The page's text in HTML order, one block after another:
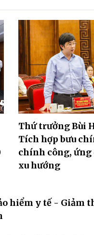
Thứ trưởng Bùi
Tích hợp bưu
chính công, ứng
xu hướng
hiểm y tế - Giảm